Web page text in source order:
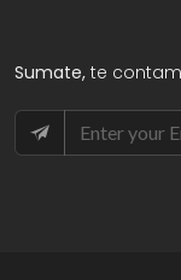
Sumate, te